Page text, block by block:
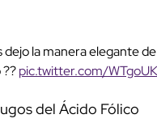
dejo la manera elegante
pic.twitter.com/
del Ácido Fólico